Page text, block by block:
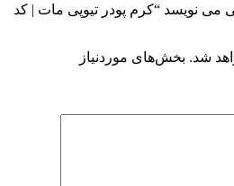
می نویسد “کرم پودر تیوپی مات | کد
شد. بخش‌های موردنیاز